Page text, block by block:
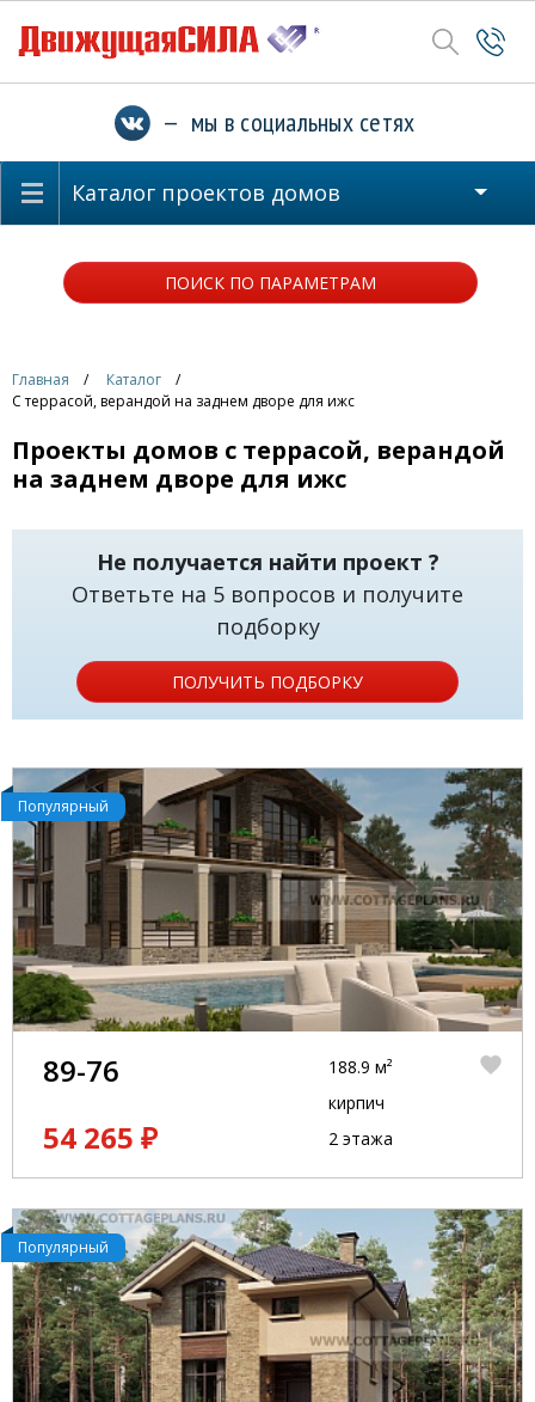
— мы в социальных сетях
Каталог проектов домов
ПОИСК ПО ПАРАМЕТРАМ
Главная
Каталог
С террасой, верандой на заднем дворе для ижс
Проекты домов с террасой, верандой
на заднем дворе для ижс
Не получается найти проект ?
Ответьте на 5 вопросов и получите
подборку
ПОЛУЧИТЬ ПОДБОРКУ
Популярный
89-76
54 265 ₽
188.9 м²
кирпич
2 этажа
Популярный